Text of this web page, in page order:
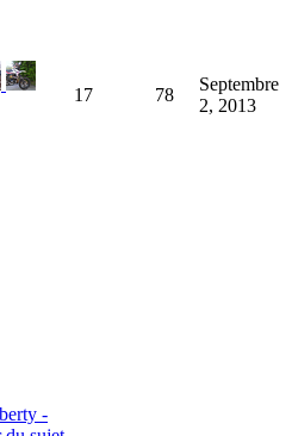
17 78
Septembre
2, 2013